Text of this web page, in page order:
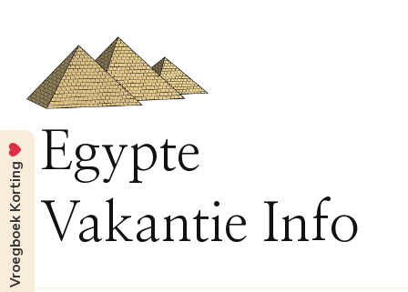
Egypte
Vakantie Info
Vroegboek Korting